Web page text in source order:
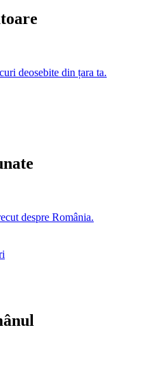
deosebite din țara ta.
despre România.